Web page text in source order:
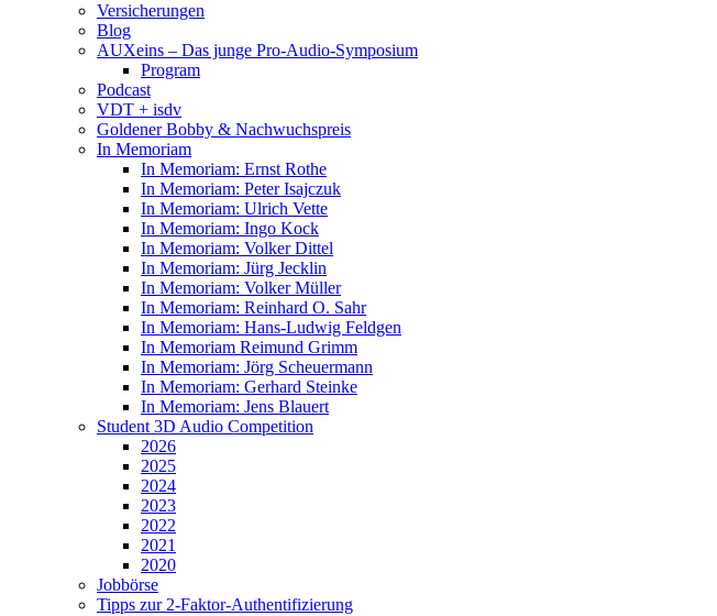
Versicherungen
Blog
AUXeins – Das junge Pro-Audio-Symposium
Program
Podcast
VDT + isdv
Goldener Bobby & Nachwuchspreis
In Memoriam
In Memoriam: Ernst Rothe
In Memoriam: Peter Isajczuk
In Memoriam: Ulrich Vette
In Memoriam: Ingo Kock
In Memoriam: Volker Dittel
In Memoriam: Jürg Jecklin
In Memoriam: Volker Müller
In Memoriam: Reinhard O. Sahr
In Memoriam: Hans-Ludwig Feldgen
In Memoriam Reimund Grimm
In Memoriam: Jörg Scheuermann
In Memoriam: Gerhard Steinke
In Memoriam: Jens Blauert
Student 3D Audio Competition
2026
2025
2024
2023
2022
2021
2020
Jobbörse
Tipps zur 2-Faktor-Authentifizierung